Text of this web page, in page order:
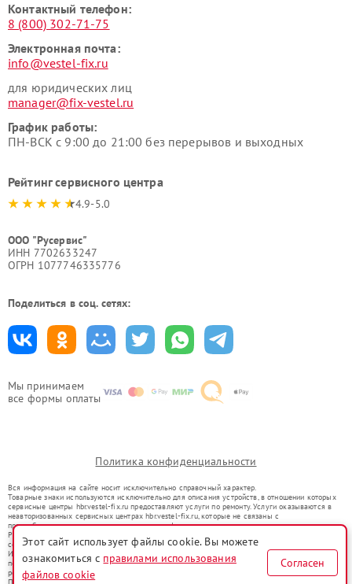
Мы принимаем
все формы оплаты
Контактный телефон:
8 (800) 302-71-75
Электронная почта:
info@vestel-fix.ru
для юридических лиц
manager@fix-vestel.ru
График работы:
ПН-ВСК с 9:00 до 21:00 без перерывов и выходных
Рейтинг сервисного центра
4.9-5.0
ООО "Русервис"
ИНН 7702633247
ОГРН 1077746335776
Поделиться в соц. сетях:
Политика конфиденциальности
Вся информация на сайте носит исключительно справочный характер.
Товарные знаки используются исключительно для описания устройств, в отношении которых
сервисные центры hbr.vestel-fix.ru предоставляют услуги по ремонту. Услуги оказываются в
неавторизованных сервисных центрах hbr.vestel-fix.ru, которые не связаны с
правообладателями товарных знаков или их официальными представителями.
Ремонт осуществляется для устройств, уже введенных в гражданский оборот в соответствии
со статьей 1487 ГК РФ.
Использование товарных знаков не преследует цели индивидуализации услуг или введения
потребителей в заблуждение, а служит для информирования о предоставляемых услугах по
ремонту техники указанных брендов.
Этот сайт использует файлы cookie. Вы можете
ознакомиться с правилами использования
файлов cookie
Согласен